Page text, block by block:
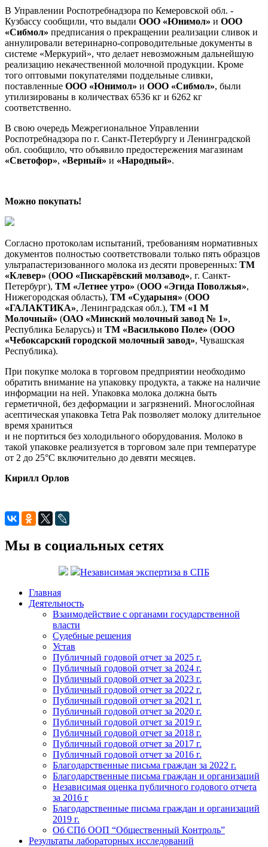
В Управлении Роспотребнадзора по Кемеровской обл. -
Кузбассу сообщили, что выдали ООО «Юнимол» и ООО
«Сибмол» предписания о прекращении реализации сливок и
аннулировали ветеринарно-сопроводительные документы в
системе «Меркурий», что делает невозможным дальнейшую
реализацию некачественной молочной продукции. Кроме
того оптовыми покупателями поддельные сливки,
поставленные ООО «Юнимол» и ООО «Сибмол», были
утилизированы в количествах 6536 кг и 6262 кг
соответственно.
В свою очередь Межрегиональное Управлении
Роспотребнадзора по г. Санкт-Петербургу и Ленинградской
обл. сообщило, что объявило предостережения магазинам
«Светофор», «Верный» и «Народный».
Можно покупать!
Согласно протоколам испытаний, требованиям нормативных
документов полностью соответствовали только пять образцов
ультрапастеризованного молока из десяти проверенных: ТМ
«Клевер» (ООО «Пискарёвский молзавод», г. Санкт-
Петербург), ТМ «Летнее утро» (ООО «Эгида Поволжья»,
Нижегородская область), ТМ «Сударыня» (ООО
«ГАЛАКТИКА», Ленинградская обл.), ТМ «1 М
Молочный» (ОАО «Минский молочный завод № 1»,
Республика Беларусь) и ТМ «Васильково Поле» (ООО
«Чебоксарский городской молочный завод», Чувашская
Республика).
При покупке молока в торговом предприятии необходимо
обратить внимание на упаковку продукта, а также на наличие
информации на ней. Упаковка молока должна быть
герметичной, без деформации и загрязнений. Многослойная
асептическая упаковка Tetra Pak позволяет молоку длительное
время храниться
и не портиться без холодильного оборудования. Молоко в
такой упаковке реализуется в торговом зале при температуре
от 2 до 25°С включительно до девяти месяцев.
Кирилл Орлов
Мы в социальных сетях
Независимая экспертиза в СПБ
Главная
Деятельность
Взаимодействие с органами государственной
власти
Судебные решения
Устав
Публичный годовой отчет за 2025 г.
Публичный годовой отчет за 2024 г.
Публичный годовой отчет за 2023 г.
Публичный годовой отчет за 2022 г.
Публичный годовой отчет за 2021 г.
Публичный годовой отчет за 2020 г.
Публичный годовой отчет за 2019 г.
Публичный годовой отчет за 2018 г.
Публичный годовой отчет за 2017 г.
Публичный годовой отчет за 2016 г.
Благодарственные письма граждан за 2022 г.
Благодарственные письма граждан и организаций
Независимая оценка публичного годового отчета
за 2016 г
Благодарственные письма граждан и организаций
2019 г.
Об СПб ООП “Общественный Контроль”
Результаты лабораторных исследований